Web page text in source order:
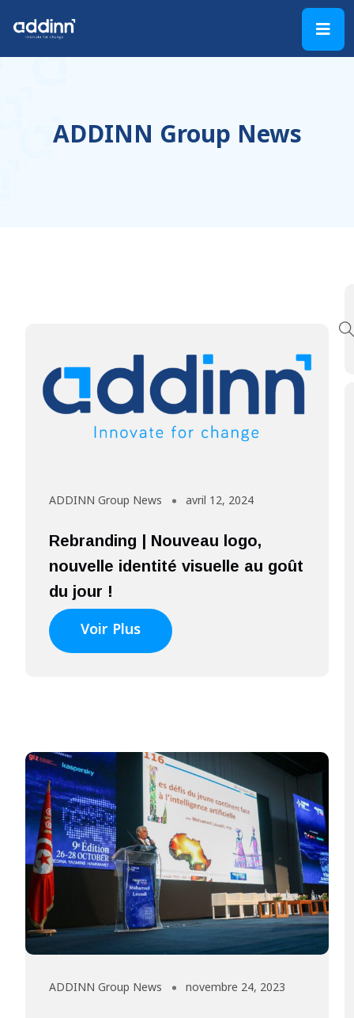
ADDINN Group News
ADDINN Group News avril 12, 2024
Rebranding | Nouveau logo,
nouvelle identité visuelle au goût
du jour !
Voir Plus
ADDINN Group News novembre 24, 2023